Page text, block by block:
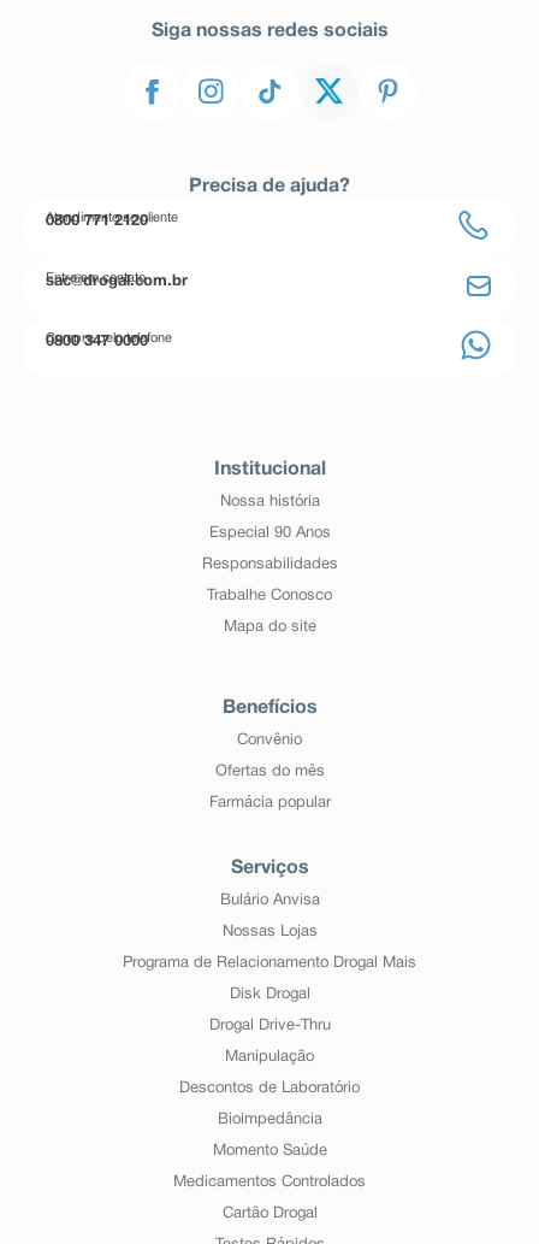
Siga nossas redes sociais
Precisa de ajuda?
Atendimento ao cliente
0800 771 2120
Entre em contato
sac@drogal.com.br
Compre pelo telefone
0800 347 0000
Institucional
Nossa história
Especial 90 Anos
Responsabilidades
Trabalhe Conosco
Mapa do site
Benefícios
Convênio
Ofertas do mês
Farmácia popular
Serviços
Bulário Anvisa
Nossas Lojas
Programa de Relacionamento Drogal Mais
Disk Drogal
Drogal Drive-Thru
Manipulação
Descontos de Laboratório
Bioimpedância
Momento Saúde
Medicamentos Controlados
Cartão Drogal